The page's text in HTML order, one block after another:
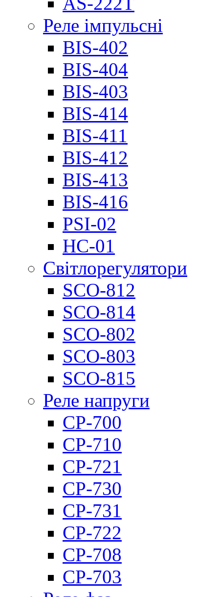
Реле імпульсні
BIS-402
BIS-404
BIS-403
BIS-414
BIS-411
BIS-412
BIS-413
BIS-416
PSI-02
НС-01
Світлорегулятори
SCO-812
SCO-814
SCO-802
SCO-803
SCO-815
Реле напруги
CP-700
CP-710
CP-721
CP-730
CP-731
CP-722
CP-708
CP-703